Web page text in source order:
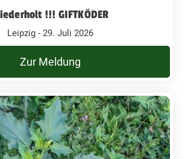
!!! GIFTKÖDER
Leipzig - 29. Juli 2026
Zur Meldung